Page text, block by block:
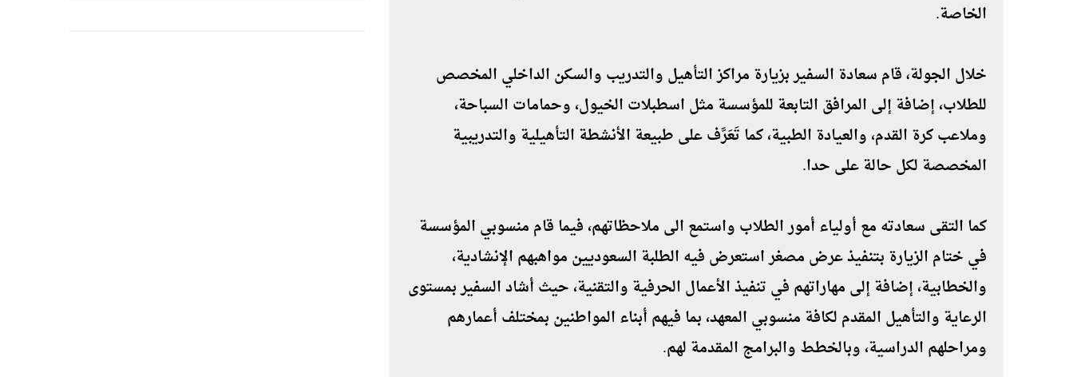
الخاصة.
خلال الجولة، قام سعادة السفير بزيارة مراكز التأهيل والتدريب والسكن الداخلي المخصص
للطلاب٬ إضافة إلى المرافق التابعة للمؤسسة مثل اسطبلات الخيول٬ وحمامات السباحة٬
وملاعب كرة القدم٬ والعيادة الطبية٬ كما تَعَرَّف على طبيعة الأنشطة التأهيلية والتدريبية
المخصصة لكل حالة على حدا.
كما التقى سعادته مع أولياء أمور الطلاب واستمع الى ملاحظاتهم٬ فيما قام منسوبي المؤسسة
في ختام الزيارة بتنفيذ عرض مصغر استعرض فيه الطلبة السعوديين مواهبهم الإنشادية٬
والخطابية٬ إضافة إلى مهاراتهم في تنفيذ الأعمال الحرفية والتقنية٬ حيث أشاد السفير بمستوى
الرعاية والتأهيل المقدم لكافة منسوبي المعهد٬ بما فيهم أبناء المواطنين بمختلف أعمارهم
ومراحلهم الدراسية٬ وبالخطط والبرامج المقدمة لهم.